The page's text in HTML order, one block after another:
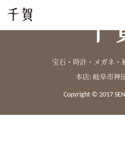
宝石・時計・メガネ・
本店: 岐阜市神
Copyright © 2017